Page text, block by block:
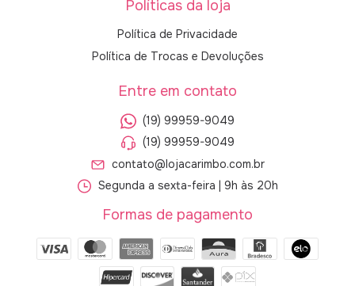
Políticas da loja
Política de Privacidade
Política de Trocas e Devoluções
Entre em contato
(19) 99959-9049
(19) 99959-9049
contato@lojacarimbo.com.br
Segunda a sexta-feira | 9h às 20h
Formas de pagamento